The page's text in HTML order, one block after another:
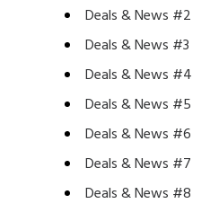
Deals & News #2
Deals & News #3
Deals & News #4
Deals & News #5
Deals & News #6
Deals & News #7
Deals & News #8